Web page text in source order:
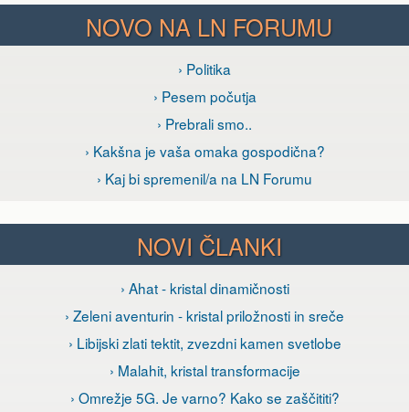
NOVO NA LN FORUMU
› Politika
› Pesem počutja
› Prebrali smo..
› Kakšna je vaša omaka gospodična?
› Kaj bi spremenil/a na LN Forumu
NOVI ČLANKI
› Ahat - kristal dinamičnosti
› Zeleni aventurin - kristal priložnosti in sreče
› Libijski zlati tektit, zvezdni kamen svetlobe
› Malahit, kristal transformacije
› Omrežje 5G. Je varno? Kako se zaščititi?